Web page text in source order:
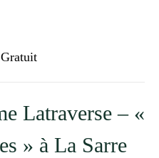
Gratuit
Latraverse – «
» à La Sarre